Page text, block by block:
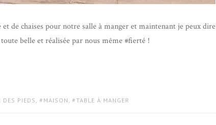
de chaises pour notre salle à manger et maintenant je peux dire
belle et réalisée par nous même #fierté !
DES PIEDS MAISON TABLE À MANGER